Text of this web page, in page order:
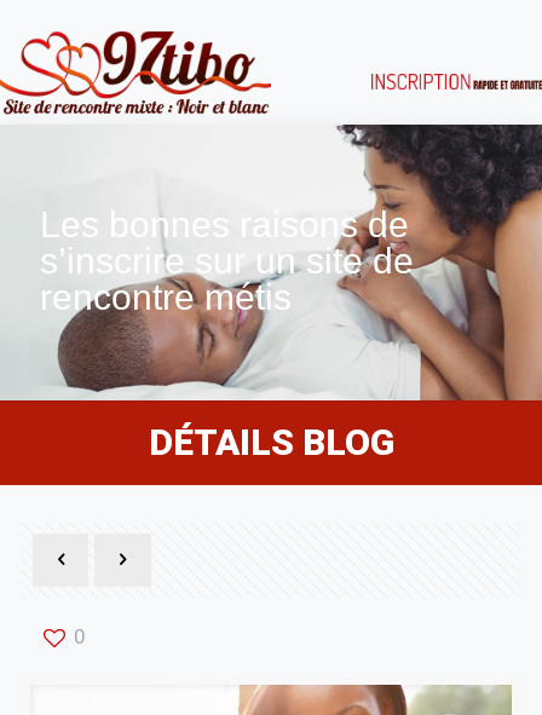
Les bonnes raisons de
s’inscrire sur un site de
rencontre métis
DÉTAILS BLOG
0